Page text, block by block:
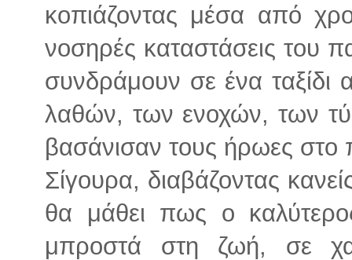
κοπιάζοντας μέσα από
νοσηρές καταστάσεις του
συνδράμουν σε ένα ταξίδι
λαθών, των ενοχών, των
βασάνισαν τους ήρωες
Σίγουρα, διαβάζοντας
θα μάθει πως ο
μπροστά στη ζωή, σε